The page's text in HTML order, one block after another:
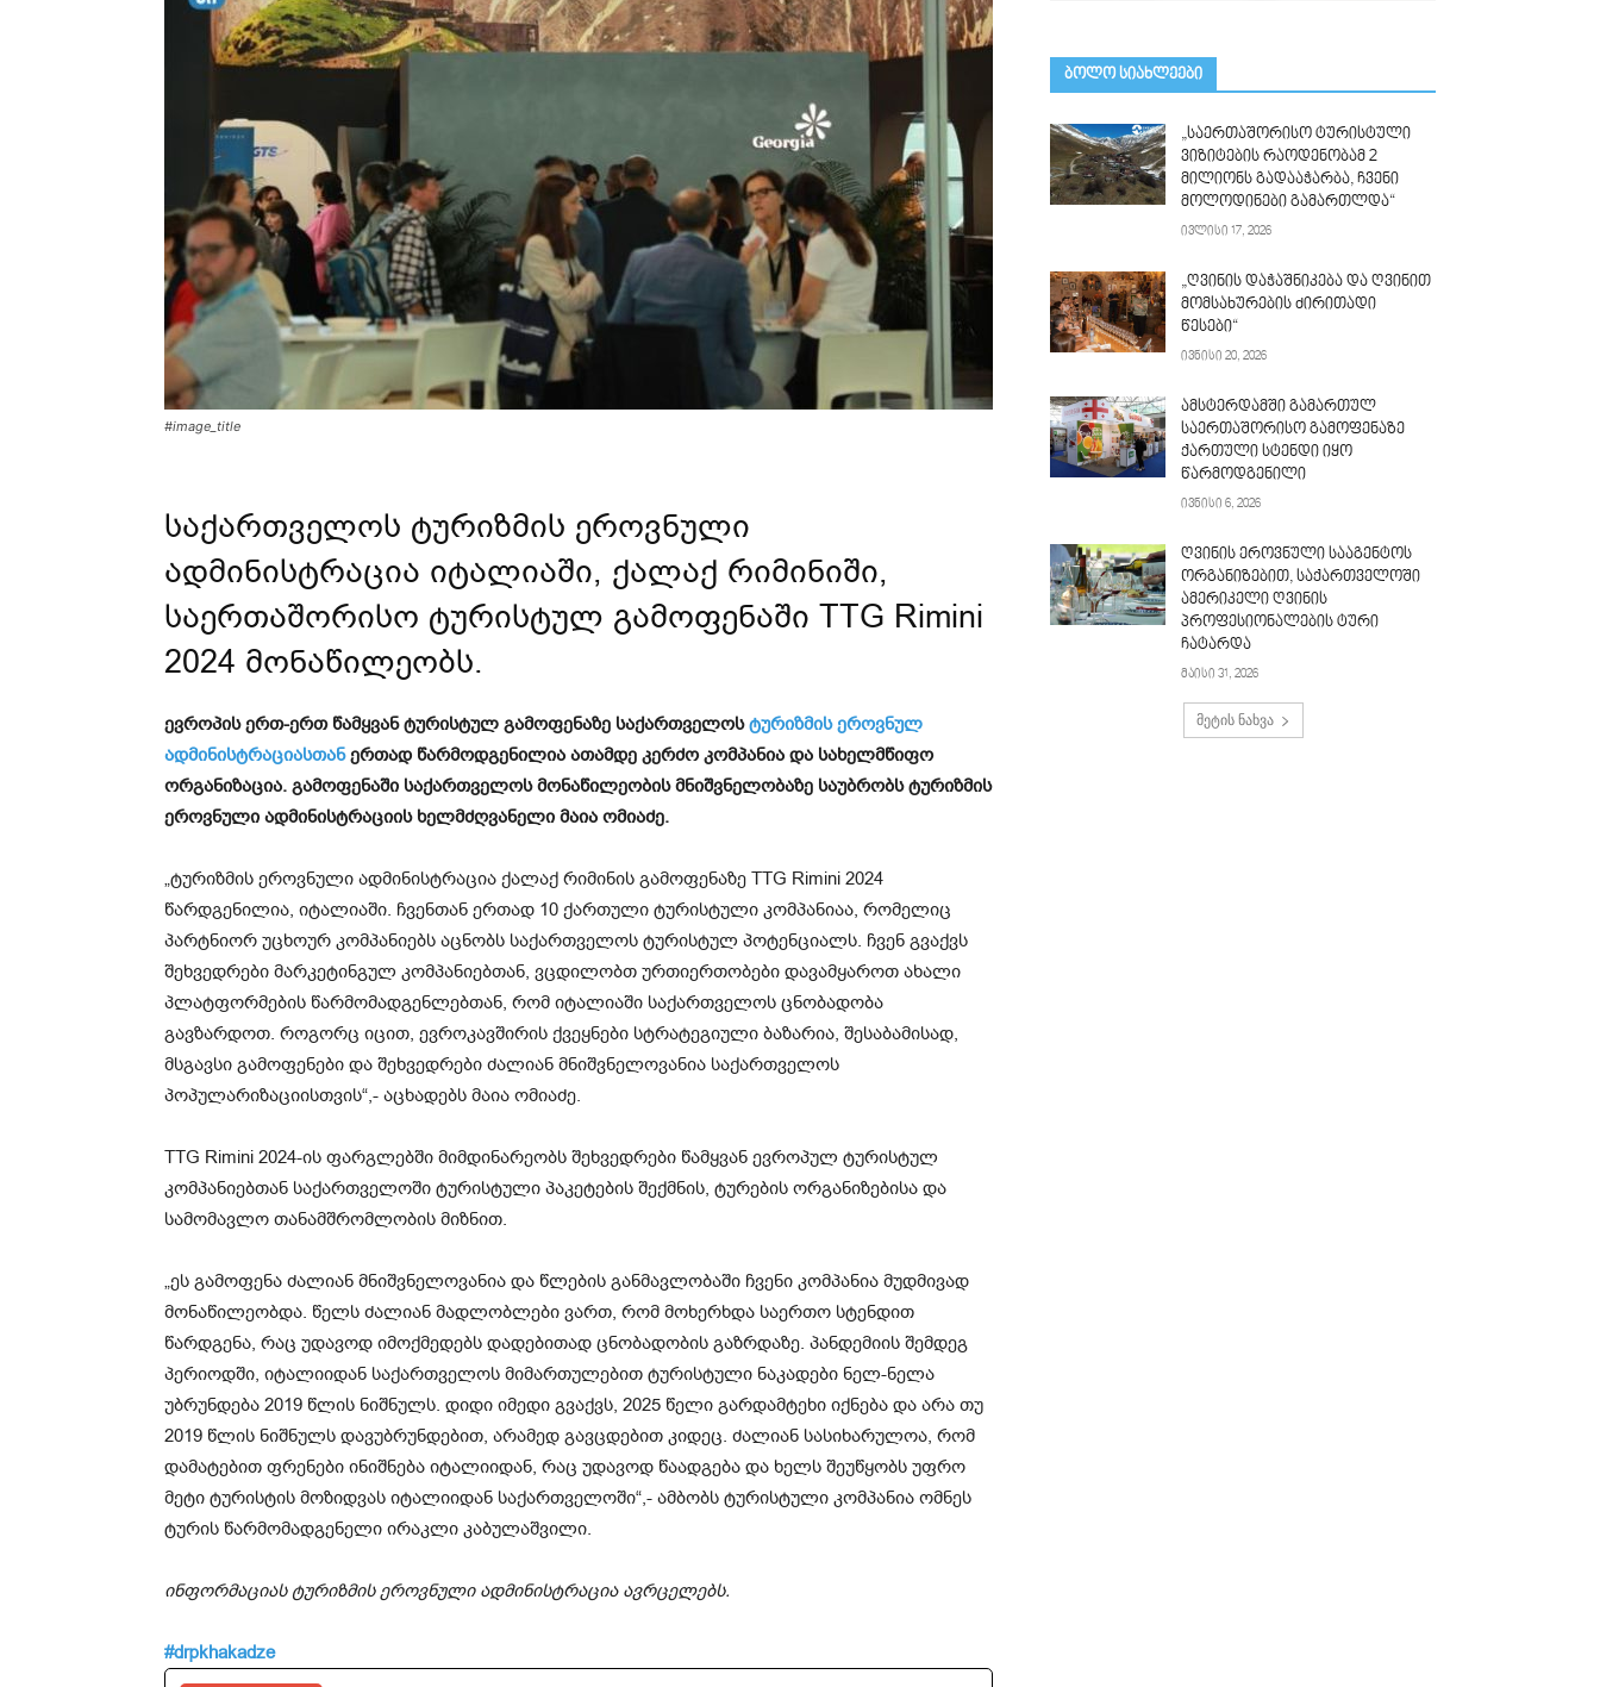
#image_title
საქართველოს ტურიზმის ეროვნული
ადმინისტრაცია იტალიაში, ქალაქ რიმინიში,
საერთაშორისო ტურისტულ გამოფენაში TTG Rimini
2024 მონაწილეობს.
ევროპის ერთ-ერთ წამყვან ტურისტულ გამოფენაზე საქართველოსტურიზმის ეროვნულ
ადმინისტრაციასთანერთად წარმოდგენილია ათამდე კერძო კომპანია და სახელმწიფო
ორგანიზაცია. გამოფენაში საქართველოს მონაწილეობის მნიშვნელობაზე საუბრობს ტურიზმის
ეროვნული ადმინისტრაციის ხელმძღვანელი მაია ომიაძე.
„ტურიზმის ეროვნული ადმინისტრაცია ქალაქ რიმინის გამოფენაზე TTG Rimini 2024
წარდგენილია, იტალიაში. ჩვენთან ერთად 10 ქართული ტურისტული კომპანიაა, რომელიც
პარტნიორ უცხოურ კომპანიებს აცნობს საქართველოს ტურისტულ პოტენციალს. ჩვენ გვაქვს
შეხვედრები მარკეტინგულ კომპანიებთან, ვცდილობთ ურთიერთობები დავამყაროთ ახალი
პლატფორმების წარმომადგენლებთან, რომ იტალიაში საქართველოს ცნობადობა
გავზარდოთ. როგორც იცით, ევროკავშირის ქვეყნები სტრატეგიული ბაზარია, შესაბამისად,
მსგავსი გამოფენები და შეხვედრები ძალიან მნიშვნელოვანია საქართველოს
პოპულარიზაციისთვის“,- აცხადებს მაია ომიაძე.
TTG Rimini 2024-ის ფარგლებში მიმდინარეობს შეხვედრები წამყვან ევროპულ ტურისტულ
კომპანიებთან საქართველოში ტურისტული პაკეტების შექმნის, ტურების ორგანიზებისა და
სამომავლო თანამშრომლობის მიზნით.
„ეს გამოფენა ძალიან მნიშვნელოვანია და წლების განმავლობაში ჩვენი კომპანია მუდმივად
მონაწილეობდა. წელს ძალიან მადლობლები ვართ, რომ მოხერხდა საერთო სტენდით
წარდგენა, რაც უდავოდ იმოქმედებს დადებითად ცნობადობის გაზრდაზე. პანდემიის შემდეგ
პერიოდში, იტალიიდან საქართველოს მიმართულებით ტურისტული ნაკადები ნელ-ნელა
უბრუნდება 2019 წლის ნიშნულს. დიდი იმედი გვაქვს, 2025 წელი გარდამტეხი იქნება და არა თუ
2019 წლის ნიშნულს დავუბრუნდებით, არამედ გავცდებით კიდეც. ძალიან სასიხარულოა, რომ
დამატებით ფრენები ინიშნება იტალიიდან, რაც უდავოდ წაადგება და ხელს შეუწყობს უფრო
მეტი ტურისტის მოზიდვას იტალიიდან საქართველოში“,- ამბობს ტურისტული კომპანია ომნეს
ტურის წარმომადგენელი ირაკლი კაბულაშვილი.
ინფორმაციას ტურიზმის ეროვნული ადმინისტრაცია ავრცელებს.
#drpkhakadze
ᲑᲝᲚᲝ ᲡᲘᲐᲮᲚᲔᲔᲑᲘ
„საერთაშორისო ტურისტული
ვიზიტების რაოდენობამ 2
მილიონს გადააჭარბა, ჩვენი
მოლოდინები გამართლდა“
ივლისი 17, 2026
„ღვინის დაჭაშნიკება და ღვინით
მომსახურების ძირითადი
წესები“
ივნისი 20, 2026
ამსტერდამში გამართულ
საერთაშორისო გამოფენაზე
ქართული სტენდი იყო
წარმოდგენილი
ივნისი 6, 2026
ღვინის ეროვნული სააგენტოს
ორგანიზებით, საქართველოში
ამერიკელი ღვინის
პროფესიონალების ტური
ჩატარდა
მაისი 31, 2026
მეტის ნახვა